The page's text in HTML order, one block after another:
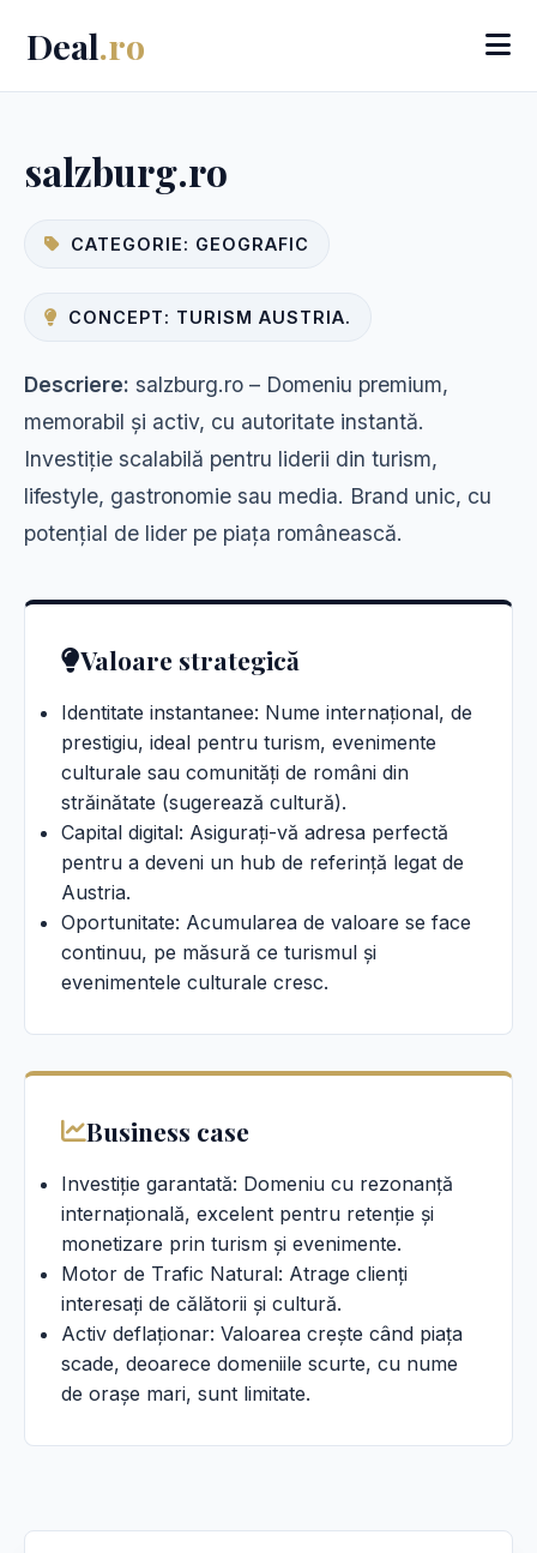
Deal.ro
salzburg.ro
CATEGORIE: GEOGRAFIC
CONCEPT: TURISM AUSTRIA.
Descriere: salzburg.ro – Domeniu premium,
memorabil și activ, cu autoritate instantă.
Investiție scalabilă pentru liderii din turism,
lifestyle, gastronomie sau media. Brand unic, cu
potențial de lider pe piața românească.
Valoare strategică
Identitate instantanee: Nume internațional, de
prestigiu, ideal pentru turism, evenimente
culturale sau comunități de români din
străinătate (sugerează cultură).
Capital digital: Asigurați-vă adresa perfectă
pentru a deveni un hub de referință legat de
Austria.
Oportunitate: Acumularea de valoare se face
continuu, pe măsură ce turismul și
evenimentele culturale cresc.
Business case
Investiție garantată: Domeniu cu rezonanță
internațională, excelent pentru retenție și
monetizare prin turism și evenimente.
Motor de Trafic Natural: Atrage clienți
interesați de călătorii și cultură.
Activ deflaționar: Valoarea crește când piața
scade, deoarece domeniile scurte, cu nume
de orașe mari, sunt limitate.